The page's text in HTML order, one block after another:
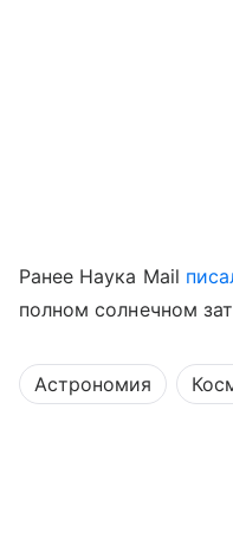
Ранее Наука Mail
полном солнечном
Астрономия